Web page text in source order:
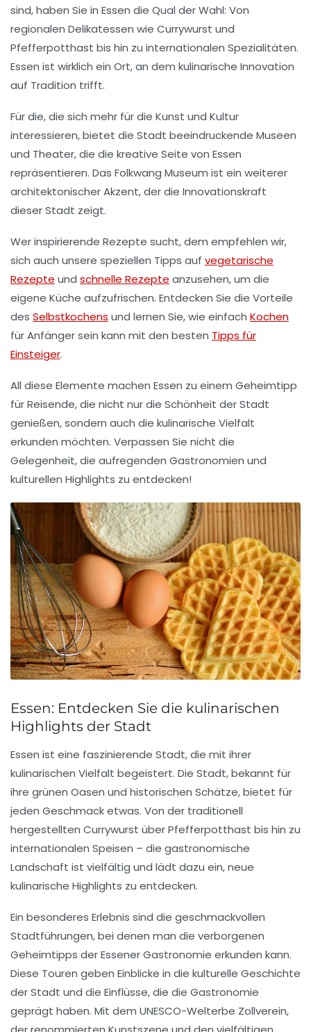
sind, haben Sie in Essen die Qual der Wahl: Von
regionalen Delikatessen wie Currywurst und
Pfefferpotthast bis hin zu internationalen Spezialitäten.
Essen ist wirklich ein Ort, an dem kulinarische Innovation
auf Tradition trifft.
Für die, die sich mehr für die Kunst und Kultur
interessieren, bietet die Stadt beeindruckende Museen
und Theater, die die kreative Seite von Essen
repräsentieren. Das Folkwang Museum ist ein weiterer
architektonischer Akzent, der die Innovationskraft
dieser Stadt zeigt.
Wer inspirierende Rezepte sucht, dem empfehlen wir,
sich auch unsere speziellen Tipps auf vegetarische
Rezepte und schnelle Rezepte anzusehen, um die
eigene Küche aufzufrischen. Entdecken Sie die Vorteile
des Selbstkochens und lernen Sie, wie einfach Kochen
für Anfänger sein kann mit den besten Tipps für
Einsteiger.
All diese Elemente machen Essen zu einem Geheimtipp
für Reisende, die nicht nur die Schönheit der Stadt
genießen, sondern auch die kulinarische Vielfalt
erkunden möchten. Verpassen Sie nicht die
Gelegenheit, die aufregenden Gastronomien und
kulturellen Highlights zu entdecken!
Essen: Entdecken Sie die kulinarischen
Highlights der Stadt
Essen ist eine faszinierende Stadt, die mit ihrer
kulinarischen Vielfalt begeistert. Die Stadt, bekannt für
ihre grünen Oasen und historischen Schätze, bietet für
jeden Geschmack etwas. Von der traditionell
hergestellten Currywurst überPfefferpotthast bis hin zu
internationalen Speisen – die gastronomische
Landschaft ist vielfältig und lädt dazu ein, neue
kulinarische Highlights zu entdecken.
Ein besonderes Erlebnis sind die geschmackvollen
Stadtführungen, bei denen man die verborgenen
Geheimtipps der Essener Gastronomie erkunden kann.
Diese Touren geben Einblicke in die kulturelle Geschichte
der Stadt und die Einflüsse, die die Gastronomie
geprägt haben. Mit dem UNESCO-Welterbe Zollverein,